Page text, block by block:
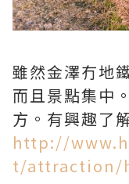
雖然金澤冇地
而且景點集中
方。有興趣了
http://
t/attraction/